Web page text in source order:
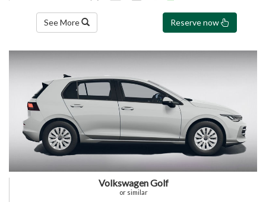
See More Reserve now
Volkswagen Golf
or similar